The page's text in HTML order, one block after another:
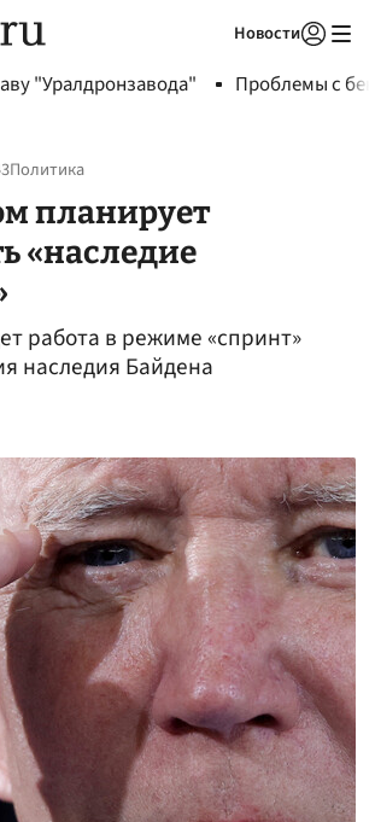
Новости
"Уралдронзавода" Проблемы с
Политика
планирует
«наследие
работа в режиме «спринт»
наследия Байдена